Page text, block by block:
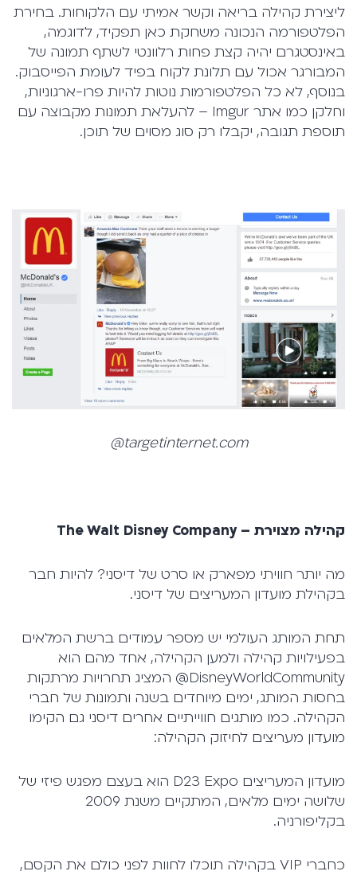
ליצירת קהילה בריאה וקשר אמיתי עם הלקוחות. בחירת
הפלטפורמה הנכונה משחקת כאן תפקיד, לדוגמה,
באינסטגרם יהיה קצת פחות רלוונטי לשתף תמונה של
המבורגר אכול עם תלונת לקוח בפיד לעומת הפייסבוק.
בנוסף, לא כל הפלטפורמות נוטות להיות פרו-ארגוניות,
וחלקן כמו אתר Imgur – להעלאת תמונות מקבוצה עם
תוספת תגובה, יקבלו רק סוג מסוים של תוכן.
targetinternet.com@
קהילה מצוירת –The Walt Disney Company
מה יותר חוויתי מפארק או סרט של דיסני? להיות חבר
בקהילת מועדון המעריצים של דיסני.
תחת המותג העולמי יש מספר עמודים ברשת המלאים
בפעילויות קהילה ולמען הקהילה, אחד מהם הוא
DisneyWorldCommunity@ המציג תחרויות מרתקות
בחסות המותג, ימים מיוחדים בשנה ותמונות של חברי
הקהילה. כמו מותגים חווייתיים אחרים דיסני גם הקימו
מועדון מעריצים לחיזוק הקהילה:
מועדון המעריצים D23 Expo הוא בעצם מפגש פיזי של
שלושה ימים מלאים, המתקיים משנת 2009
בקליפורניה.
כחברי VIP בקהילה תוכלו לחוות לפני כולם את הקסם,